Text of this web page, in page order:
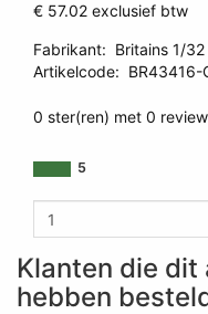
€ 57.02 exclusief btw
Fabrikant: Britains 1/32
Artikelcode: BR43416-
0 ster(ren) met 0
5
Klanten die
hebben